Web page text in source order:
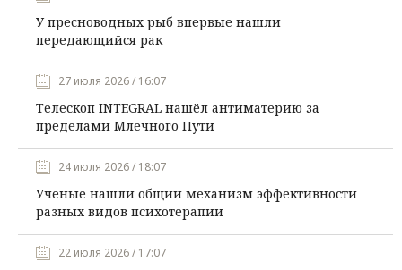
У пресноводных рыб впервые нашли
передающийся рак
27 июля 2026 / 16:07
Телескоп INTEGRAL нашёл антиматерию за
пределами Млечного Пути
24 июля 2026 / 18:07
Ученые нашли общий механизм эффективности
разных видов психотерапии
22 июля 2026 / 17:07